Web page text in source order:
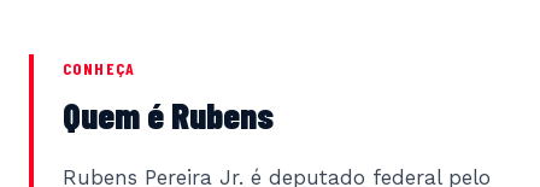
CONHEÇA
Quem é Rubens
Rubens Pereira Jr. é deputado federal pelo